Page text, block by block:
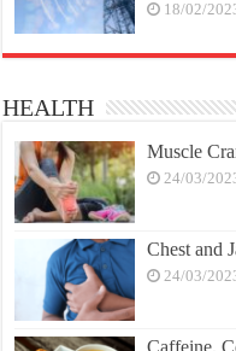
18/02/
HEALTH
Muscle
24/03/
Chest and
24/03/
Caffeine,